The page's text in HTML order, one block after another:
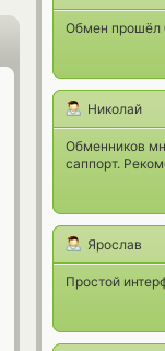
Обмен прошёл
Николай
Обменников
саппорт.
Ярослав
Простой